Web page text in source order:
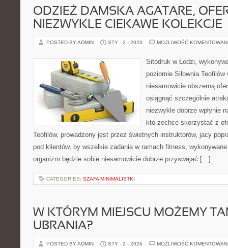
ODZIEŻ DAMSKA AGATARE,
NIEZWYKLE CIEKAWE KOLEKCJE
POSTED BY ADMIN STY - 2 - 2026 MOŻLIWOŚĆ
Sitodruk w Łodzi,
poziomie Siłownia
niesamowicie obszerną
osiągnąć szczególnie
niezwykle dobrze wpłynie
kto zechce skorzystać z
Teofilów, prowadzony jest przez świetnych instruktorów, jacy
pod klientów, by wszelkie zadania w ramach fitness,
organizm będzie sobie niesamowicie dobrze przyswajać […]
CATEGORIES: SZAFA MINIMALISTKI
W KTÓRYM MIEJSCU MOŻEMY
UBRANIA?
POSTED BY ADMIN STY - 2 - 2026 MOŻLIWOŚĆ